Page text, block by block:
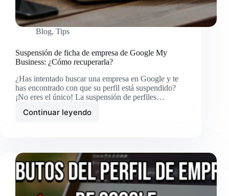
Blog, Tips
Suspensión de ficha de empresa de Google My
Business: ¿Cómo recuperarla?
¿Has intentado buscar una empresa en Google y te
has encontrado con que su perfil está suspendido?
¡No eres el único! La suspensión de perfiles…
Continuar leyendo
Suspensión
empresa
de
Google
My
Business: